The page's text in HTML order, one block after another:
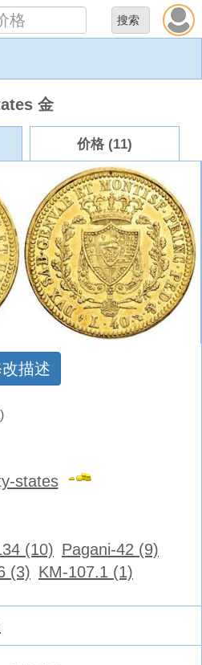
金
价格 (11)
描述
)
states
(10) Pagani-42 (9)
(3) KM-107.1 (1)